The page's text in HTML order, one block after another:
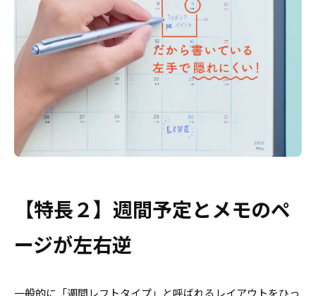
【特長２】週間予定とメモのペ
ージが左右逆
一般的に「週間レフトタイプ」と呼ばれるレイアウトをひっ